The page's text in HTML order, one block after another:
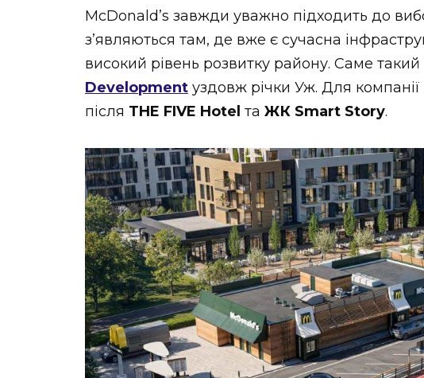
McDonald’s завжди уважно підходить до
з’являються там, де вже є сучасна
високий рівень розвитку району. Саме
Development уздовж річки Уж. Для компанії
після THE FIVE Hotel та ЖК Smart Story.